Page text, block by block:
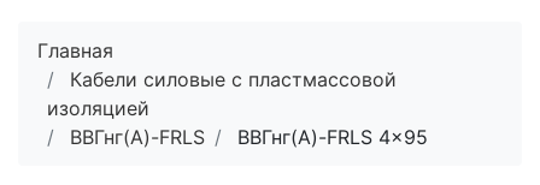
Главная
Кабели силовые с пластмассовой
изоляцией
ВВГнг(A)-FRLS
ВВГнг(A)-FRLS 4x95